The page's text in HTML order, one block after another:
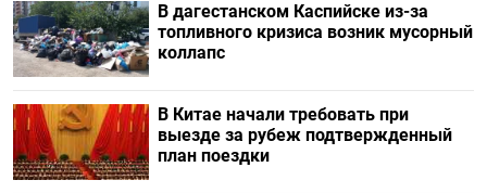
В дагестанском Каспийске из-за
топливного кризиса возник мусорный
коллапс
В Китае начали требовать при
выезде за рубеж подтвержденный
план поездки